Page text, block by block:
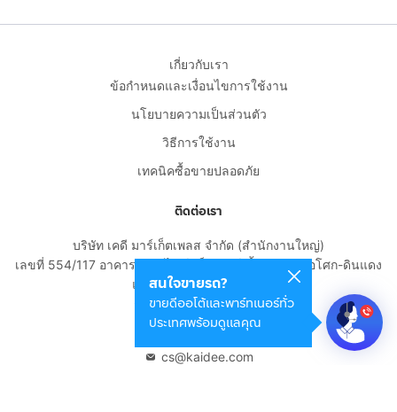
สนใจขายรถ?
ขายดีออโต้และพาร์ทเนอร์ทั่ว
ประเทศพร้อมดูแลคุณ
เกี่ยวกับเรา
ข้อกำหนดและเงื่อนไขการใช้งาน
นโยบายความเป็นส่วนตัว
วิธีการใช้งาน
เทคนิคซื้อขายปลอดภัย
ติดต่อเรา
บริษัท เคดี มาร์เก็ตเพลส จำกัด (สำนักงานใหญ่)
เลขที่ 554/117 อาคารสกายไนน์ เซ็นเตอร์ ชั้น 22 ถนนอโศก-ดินแดง
แขวงดินแดง เขตดินแดง
กรุงเทพมหานคร 10400
cs@kaidee.com